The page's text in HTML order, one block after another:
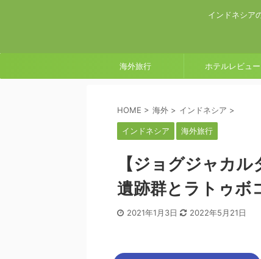
インドネシア
海外旅行 ホテルレビュー
HOME > 海外 > インドネシア >
インドネシア 海外旅行
【ジョグジャカ
遺跡群とラトゥボ
2021年1月3日 2022年5月21日